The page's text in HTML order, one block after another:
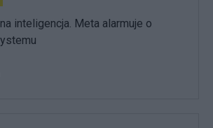
inteligencja. Meta alarmuje o